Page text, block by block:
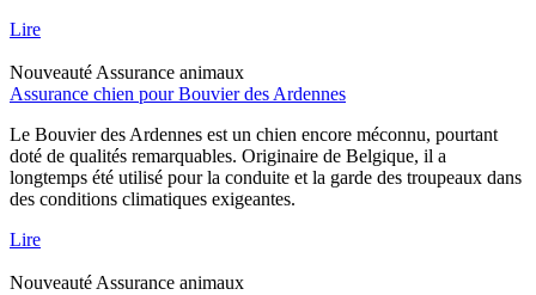
Lire
Nouveauté Assurance animaux
Assurance chien pour Bouvier des Ardennes
Le Bouvier des Ardennes est un chien encore méconnu, pourtant
doté de qualités remarquables. Originaire de Belgique, il a
longtemps été utilisé pour la conduite et la garde des troupeaux dans
des conditions climatiques exigeantes.
Lire
Nouveauté Assurance animaux